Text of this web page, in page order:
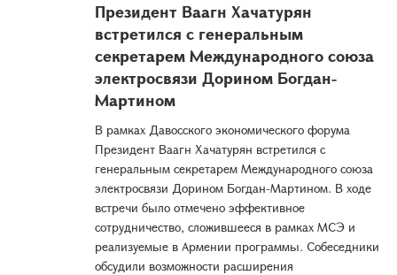
Президент Ваагн Хачатурян
встретился с генеральным
секретарем Международного союза
электросвязи Дорином Богдан-
Мартином
В рамках Давосского экономического форума
Президент Ваагн Хачатурян встретился с
генеральным секретарем Международного союза
электросвязи Дорином Богдан-Мартином. В ходе
встречи было отмечено эффективное
сотрудничество, сложившееся в рамках МСЭ и
реализуемые в Армении программы. Собеседники
обсудили возможности расширения